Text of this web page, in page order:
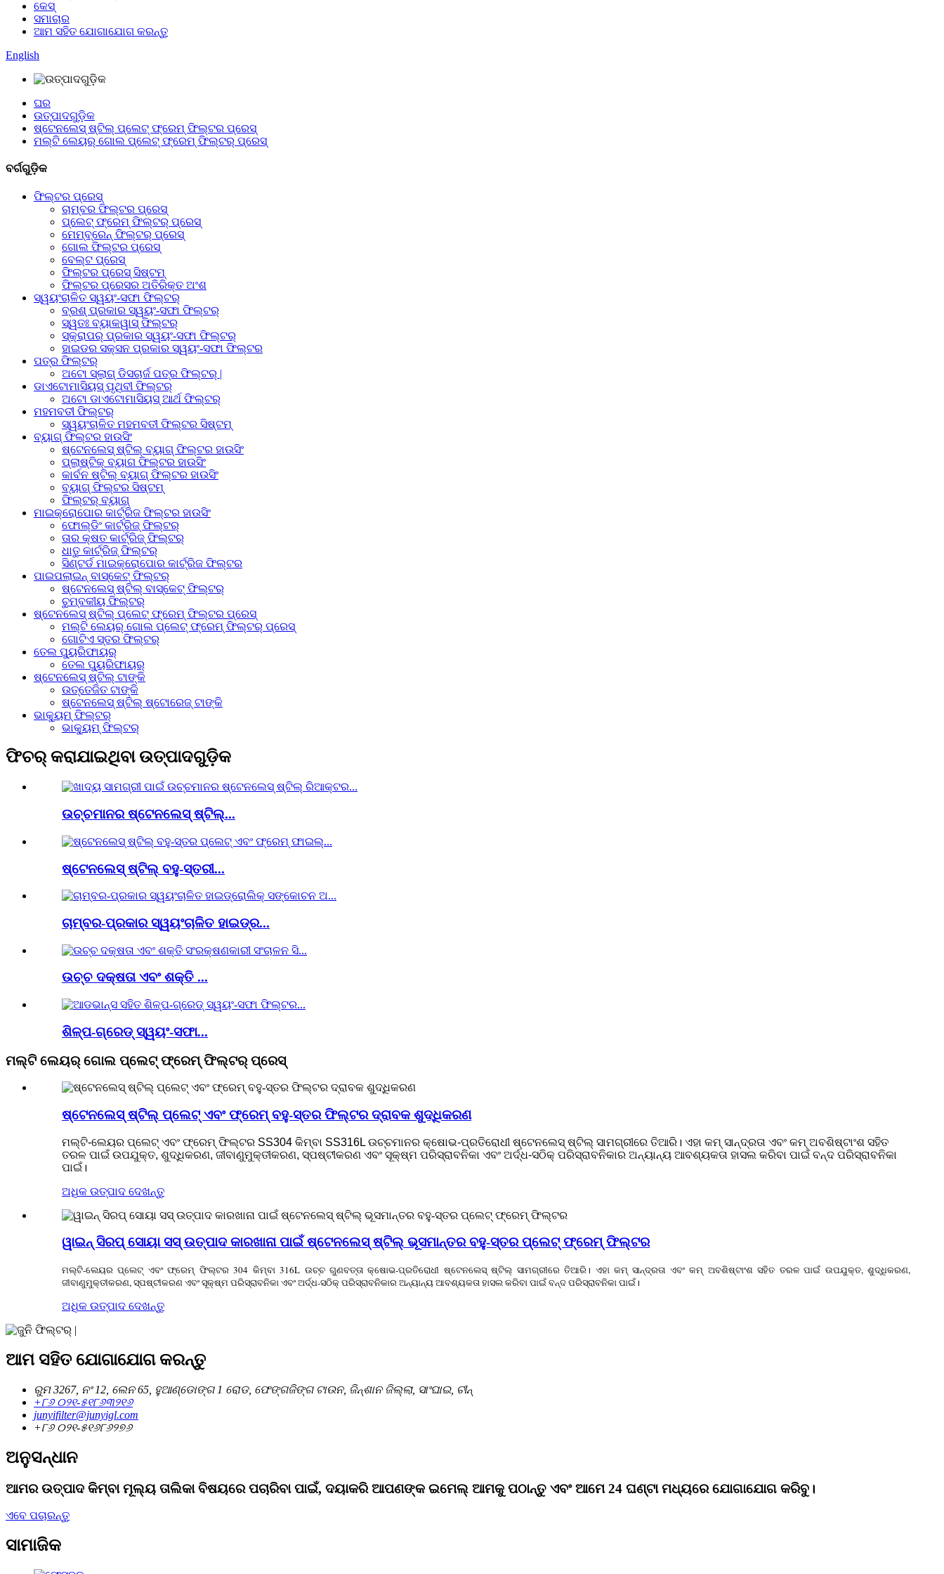
କେସ୍
ସମାଚାର
ଆମ ସହିତ ଯୋଗାଯୋଗ କରନ୍ତୁ
English
ଘର
ଉତ୍ପାଦଗୁଡ଼ିକ
ଷ୍ଟେନଲେସ୍ ଷ୍ଟିଲ୍ ପ୍ଲେଟ୍ ଫ୍ରେମ୍ ଫିଲ୍ଟର ପ୍ରେସ୍
ମଲ୍ଟି ଲେୟର୍ ଗୋଲ ପ୍ଲେଟ୍ ଫ୍ରେମ୍ ଫିଲ୍ଟର୍ ପ୍ରେସ୍
ବର୍ଗଗୁଡ଼ିକ
ଫିଲ୍ଟର ପ୍ରେସ୍
ଚାମ୍ବର ଫିଲ୍ଟର ପ୍ରେସ୍
ପ୍ଲେଟ୍ ଫ୍ରେମ୍ ଫିଲ୍ଟର୍ ପ୍ରେସ୍
ମେମ୍ବ୍ରେନ୍ ଫିଲ୍ଟର୍ ପ୍ରେସ୍
ଗୋଲ ଫିଲ୍ଟର ପ୍ରେସ୍
ବେଲ୍ଟ ପ୍ରେସ୍
ଫିଲ୍ଟର ପ୍ରେସ୍ ସିଷ୍ଟମ୍
ଫିଲ୍ଟର ପ୍ରେସର ଅତିରିକ୍ତ ଅଂଶ
ସ୍ୱୟଂଚାଳିତ ସ୍ୱୟଂ-ସଫା ଫିଲ୍ଟର୍
ବ୍ରଶ୍ ପ୍ରକାର ସ୍ୱୟଂ-ସଫା ଫିଲ୍ଟର୍
ସ୍ୱତଃ ବ୍ୟାକୱାସ୍ ଫିଲ୍ଟର୍
ସ୍କ୍ରାପର୍ ପ୍ରକାର ସ୍ୱୟଂ-ସଫା ଫିଲ୍ଟର୍
ହାଇଡର ସକ୍ସନ ପ୍ରକାର ସ୍ୱୟଂ-ସଫା ଫିଲ୍ଟର
ପତ୍ର ଫିଲ୍ଟର୍
ଅଟୋ ସ୍ଲାଗ୍ ଡିସଚାର୍ଜ ପତ୍ର ଫିଲ୍ଟର୍ |
ଡାଏଟୋମାସିୟସ୍ ପୃଥିବୀ ଫିଲ୍ଟର୍
ଅଟୋ ଡାଏଟୋମାସିୟସ୍ ଆର୍ଥ ଫିଲ୍ଟର୍
ମହମବତୀ ଫିଲ୍ଟର୍
ସ୍ୱୟଂଚାଳିତ ମହମବତୀ ଫିଲ୍ଟର ସିଷ୍ଟମ୍
ବ୍ୟାଗ୍ ଫିଲ୍ଟର ହାଉସିଂ
ଷ୍ଟେନଲେସ୍ ଷ୍ଟିଲ୍ ବ୍ୟାଗ୍ ଫିଲ୍ଟର ହାଉସିଂ
ପ୍ଲାଷ୍ଟିକ୍ ବ୍ୟାଗ ଫିଲ୍ଟର ହାଉସିଂ
କାର୍ବନ ଷ୍ଟିଲ୍ ବ୍ୟାଗ୍ ଫିଲ୍ଟର ହାଉସିଂ
ବ୍ୟାଗ୍ ଫିଲ୍ଟର ସିଷ୍ଟମ୍
ଫିଲ୍ଟର୍ ବ୍ୟାଗ୍
ମାଇକ୍ରୋପୋର କାର୍ଟ୍ରିଜ ଫିଲ୍ଟର ହାଉସିଂ
ଫୋଲ୍ଡିଂ କାର୍ଟ୍ରିଜ୍ ଫିଲ୍ଟର୍
ତାର କ୍ଷତ କାର୍ଟ୍ରିଜ୍ ଫିଲ୍ଟର୍
ଧାତୁ କାର୍ଟ୍ରିଜ୍ ଫିଲ୍ଟର୍
ସିଣ୍ଟର୍ଡ ମାଇକ୍ରୋପୋର କାର୍ଟ୍ରିଜ ଫିଲ୍ଟର
ପାଇପଲାଇନ୍ ବାସ୍କେଟ୍ ଫିଲ୍ଟର୍
ଷ୍ଟେନଲେସ୍ ଷ୍ଟିଲ୍ ବାସ୍କେଟ୍ ଫିଲ୍ଟର୍
ଚୁମ୍ବକୀୟ ଫିଲ୍ଟର୍
ଷ୍ଟେନଲେସ୍ ଷ୍ଟିଲ୍ ପ୍ଲେଟ୍ ଫ୍ରେମ୍ ଫିଲ୍ଟର ପ୍ରେସ୍
ମଲ୍ଟି ଲେୟର୍ ଗୋଲ ପ୍ଲେଟ୍ ଫ୍ରେମ୍ ଫିଲ୍ଟର୍ ପ୍ରେସ୍
ଗୋଟିଏ ସ୍ତର ଫିଲ୍ଟର୍
ତେଲ ପ୍ୟୁରିଫାୟର୍‌
ତେଲ ପ୍ୟୁରିଫାୟର୍‌
ଷ୍ଟେନଲେସ୍ ଷ୍ଟିଲ୍ ଟାଙ୍କି
ଉତ୍ତେଜିତ ଟାଙ୍କି
ଷ୍ଟେନଲେସ୍ ଷ୍ଟିଲ୍ ଷ୍ଟୋରେଜ୍ ଟାଙ୍କି
ଭାକ୍ୟୁମ୍ ଫିଲ୍ଟର୍
ଭାକ୍ୟୁମ୍ ଫିଲ୍ଟର୍
ଫିଚର୍ କରାଯାଇଥିବା ଉତ୍ପାଦଗୁଡ଼ିକ
ଉଚ୍ଚମାନର ଷ୍ଟେନଲେସ୍ ଷ୍ଟିଲ୍...
ଷ୍ଟେନଲେସ୍ ଷ୍ଟିଲ୍ ବହୁ-ସ୍ତରୀ...
ଚାମ୍ବର-ପ୍ରକାର ସ୍ୱୟଂଚାଳିତ ହାଇଡ୍ର...
ଉଚ୍ଚ ଦକ୍ଷତା ଏବଂ ଶକ୍ତି ...
ଶିଳ୍ପ-ଗ୍ରେଡ୍ ସ୍ୱୟଂ-ସଫା...
ମଲ୍ଟି ଲେୟର୍ ଗୋଲ ପ୍ଲେଟ୍ ଫ୍ରେମ୍ ଫିଲ୍ଟର୍ ପ୍ରେସ୍
ଷ୍ଟେନଲେସ୍ ଷ୍ଟିଲ୍ ପ୍ଲେଟ୍ ଏବଂ ଫ୍ରେମ୍ ବହୁ-ସ୍ତର ଫିଲ୍ଟର ଦ୍ରାବକ ଶୁଦ୍ଧିକରଣ
ମଲ୍ଟି-ଲେୟର ପ୍ଲେଟ୍ ଏବଂ ଫ୍ରେମ୍ ଫିଲ୍ଟର SS304 କିମ୍ବା SS316L ଉଚ୍ଚମାନର କ୍ଷୋଭ-ପ୍ରତିରୋଧୀ ଷ୍ଟେନଲେସ୍ ଷ୍ଟିଲ୍ ସାମଗ୍ରୀରେ ତିଆରି। ଏହା କମ୍ ସାନ୍ଦ୍ରତା ଏବଂ କମ୍ ଅବଶିଷ୍ଟାଂଶ ସହିତ
ତରଳ ପାଇଁ ଉପଯୁକ୍ତ, ଶୁଦ୍ଧିକରଣ, ଜୀବାଣୁମୁକ୍ତୀକରଣ, ସ୍ପଷ୍ଟୀକରଣ ଏବଂ ସୂକ୍ଷ୍ମ ପରିସ୍ରାବନିକା ଏବଂ ଅର୍ଦ୍ଧ-ସଠିକ୍ ପରିସ୍ରାବନିକାର ଅନ୍ୟାନ୍ୟ ଆବଶ୍ୟକତା ହାସଲ କରିବା ପାଇଁ ବନ୍ଦ ପରିସ୍ରାବନିକା
ପାଇଁ।
ଅଧିକ ଉତ୍ପାଦ ଦେଖନ୍ତୁ
ୱାଇନ୍ ସିରପ୍ ସୋୟା ସସ୍ ଉତ୍ପାଦ କାରଖାନା ପାଇଁ ଷ୍ଟେନଲେସ୍ ଷ୍ଟିଲ୍ ଭୂସମାନ୍ତର ବହୁ-ସ୍ତର ପ୍ଲେଟ୍ ଫ୍ରେମ୍ ଫିଲ୍ଟର
ମଲ୍ଟି-ଲେୟର ପ୍ଲେଟ୍ ଏବଂ ଫ୍ରେମ୍ ଫିଲ୍ଟର 304 କିମ୍ବା 316L ଉଚ୍ଚ ଗୁଣବତ୍ତା କ୍ଷୋଭ-ପ୍ରତିରୋଧୀ ଷ୍ଟେନଲେସ୍ ଷ୍ଟିଲ୍ ସାମଗ୍ରୀରେ ତିଆରି। ଏହା କମ୍ ସାନ୍ଦ୍ରତା ଏବଂ କମ୍ ଅବଶିଷ୍ଟାଂଶ ସହିତ ତରଳ ପାଇଁ ଉପଯୁକ୍ତ, ଶୁଦ୍ଧିକରଣ,
ଜୀବାଣୁମୁକ୍ତୀକରଣ, ସ୍ପଷ୍ଟୀକରଣ ଏବଂ ସୂକ୍ଷ୍ମ ପରିସ୍ରାବନିକା ଏବଂ ଅର୍ଦ୍ଧ-ସଠିକ୍ ପରିସ୍ରାବନିକାର ଅନ୍ୟାନ୍ୟ ଆବଶ୍ୟକତା ହାସଲ କରିବା ପାଇଁ ବନ୍ଦ ପରିସ୍ରାବନିକା ପାଇଁ।
ଅଧିକ ଉତ୍ପାଦ ଦେଖନ୍ତୁ
ଆମ ସହିତ ଯୋଗାଯୋଗ କରନ୍ତୁ
ରୁମ 3267, ନଂ 12, ଲେନ 65, ହୁଆଣ୍ଡୋଙ୍ଗ 1 ରୋଡ, ଫେଙ୍ଗଜିଙ୍ଗ ଟାଉନ, ଜିନ୍ଶାନ ଜିଲ୍ଲା, ସାଂଘାଇ, ଚୀନ୍
+୮୬ ୦୨୧-୫୧୮୬୩୨୧୬
junyifilter@junyigl.com
+୮୬ ୦୨୧-୫୧୬୮୬୨୭୬
ଅନୁସନ୍ଧାନ
ଆମର ଉତ୍ପାଦ କିମ୍ବା ମୂଲ୍ୟ ତାଲିକା ବିଷୟରେ ପଚାରିବା ପାଇଁ, ଦୟାକରି ଆପଣଙ୍କ ଇମେଲ୍ ଆମକୁ ପଠାନ୍ତୁ ଏବଂ ଆମେ 24 ଘଣ୍ଟା ମଧ୍ୟରେ ଯୋଗାଯୋଗ କରିବୁ।
ଏବେ ପଚାରନ୍ତୁ
ସାମାଜିକ